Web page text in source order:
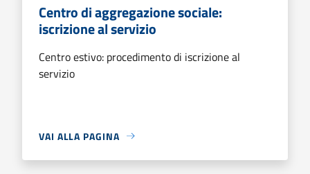
Centro di aggregazione sociale:
iscrizione al servizio
Centro estivo: procedimento di iscrizione al
servizio
VAI ALLA PAGINA